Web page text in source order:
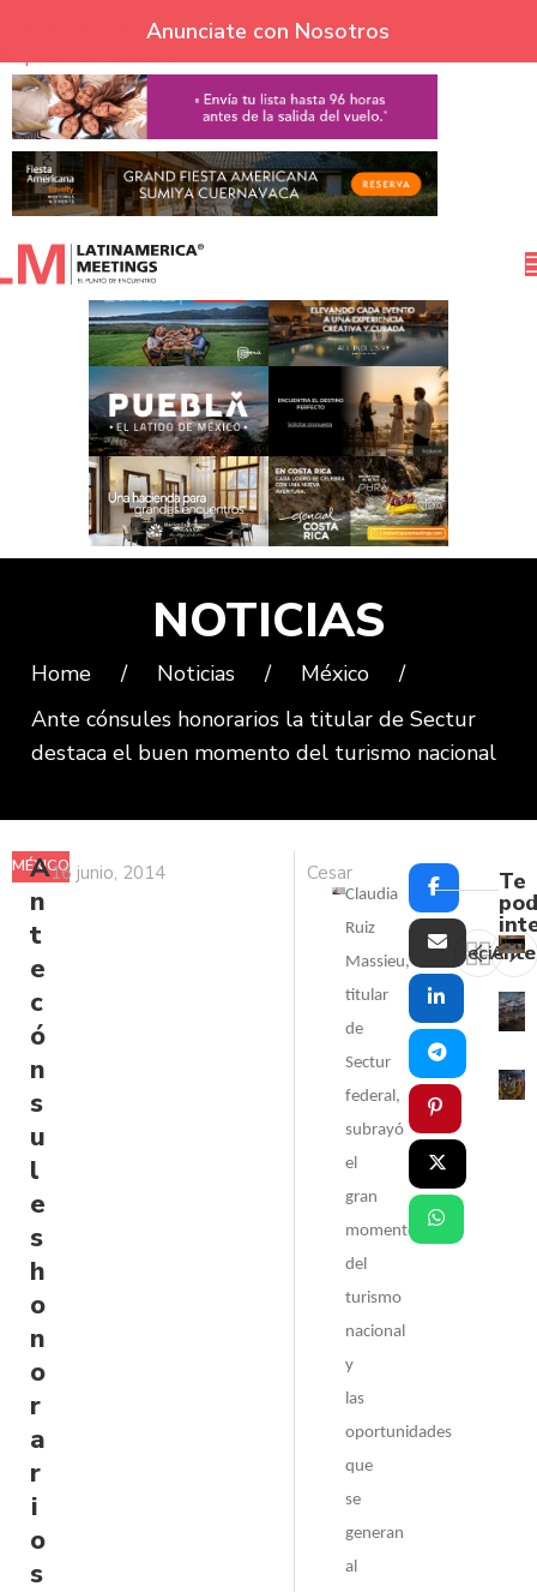
Skip to navigation
Skip to main content
Anunciate con Nosotros
NOTICIAS
Home / Noticias / México
/
Ante cónsules honorarios la titular de Sectur
destaca el buen momento del turismo nacional
MÉXICO
A
n
t
e
c
ó
n
s
u
l
e
s
h
o
n
o
r
a
r
i
o
s
16 junio, 2014 Cesar
Claudia
Ruiz
Massieu,
titular
de
Sectur
federal,
subrayó
el
gran
momento
del
turismo
nacional
y
las
oportunidades
que
se
generan
al
Reciente
Te